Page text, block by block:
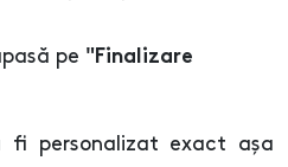
pe "Finalizare
fi personalizat exact așa